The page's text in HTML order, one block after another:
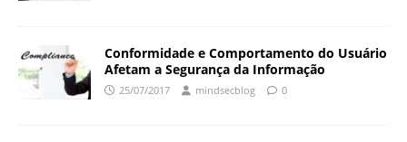
Conformidade e Comportamento do Usuário
Afetam a Segurança da Informação
25/07/2017 mindsecblog 0